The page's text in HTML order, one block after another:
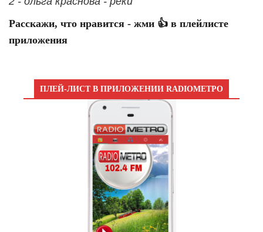
Расскажи, что нравится - жми 👍 в плейлисте
приложения
ПЛЕЙ-ЛИСТ В ПРИЛОЖЕНИИ RADIOМЕТРО